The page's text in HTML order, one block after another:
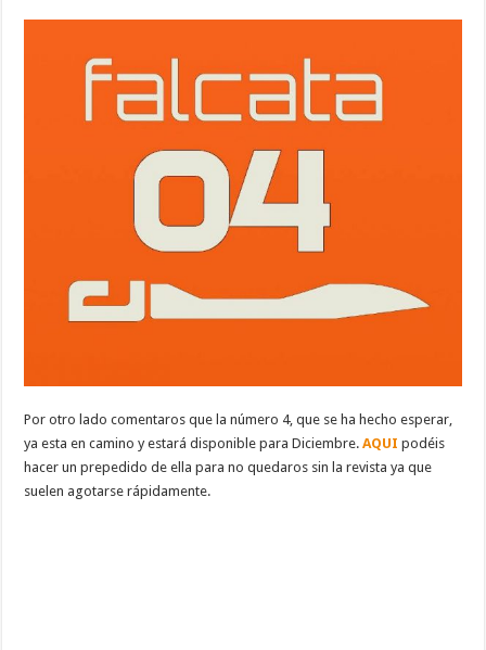
Por otro lado comentaros que la número 4, que se ha hecho esperar,
ya esta en camino y estará disponible para Diciembre.AQUI podéis
hacer un prepedido de ella para no quedaros sin la revista ya que
suelen agotarse rápidamente.